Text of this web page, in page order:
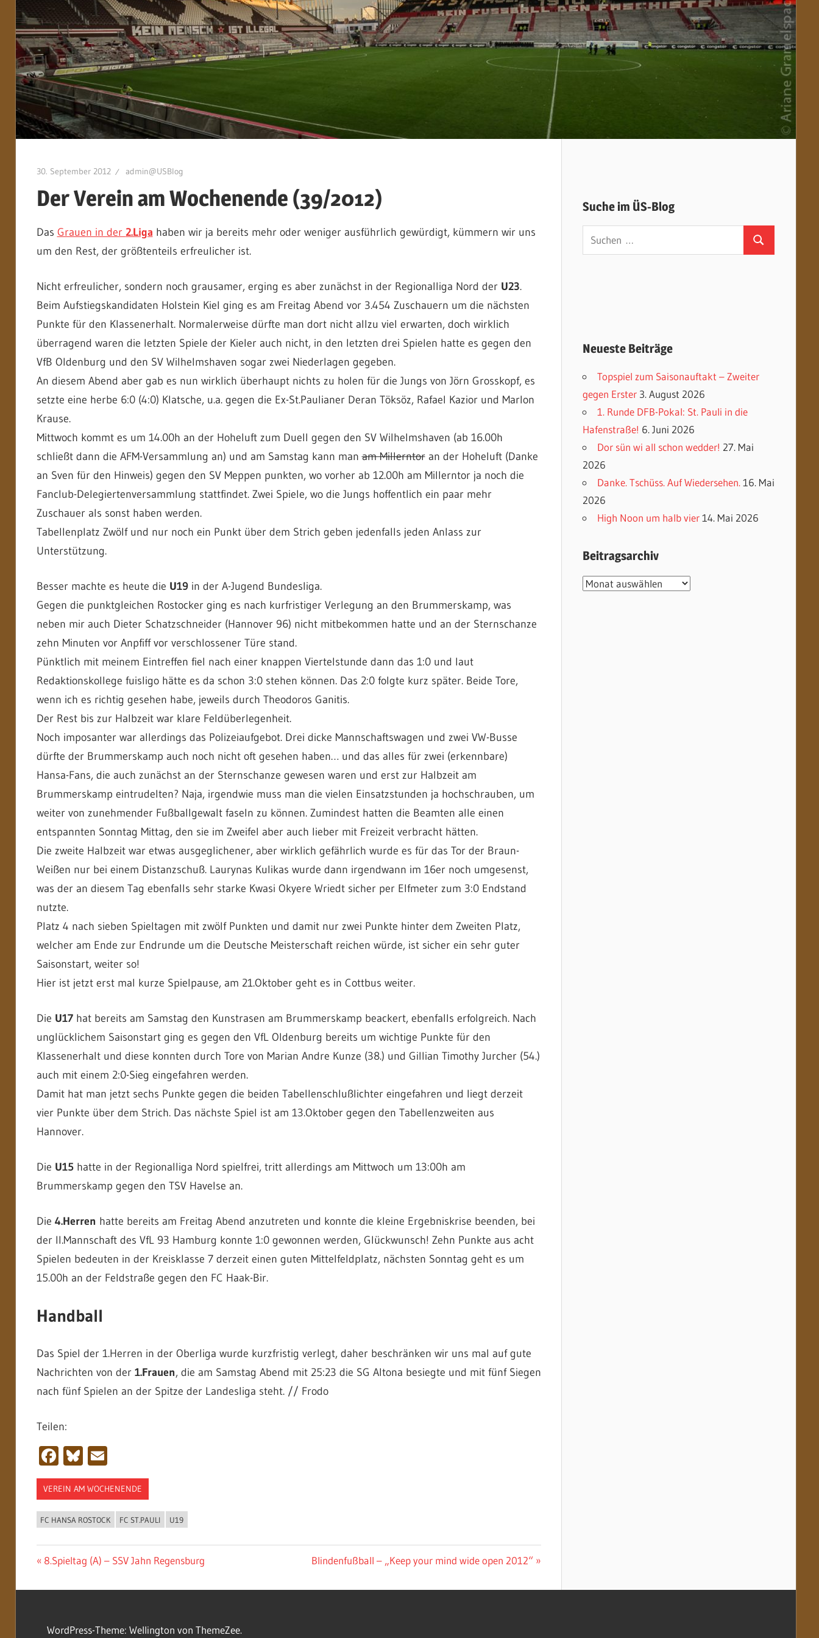
30. September 2012 admin@USBlog
Der Verein am Wochenende (39/2012)
Das Grauen in der 2.Liga haben wir ja bereits mehr oder weniger ausführlich gewürdigt, kümmern wir uns
um den Rest, der größtenteils erfreulicher ist.
Nicht erfreulicher, sondern noch grausamer, erging es aber zunächst in der Regionalliga Nord der U23.
Beim Aufstiegskandidaten Holstein Kiel ging es am Freitag Abend vor 3.454 Zuschauern um die nächsten
Punkte für den Klassenerhalt. Normalerweise dürfte man dort nicht allzu viel erwarten, doch wirklich
überragend waren die letzten Spiele der Kieler auch nicht, in den letzten drei Spielen hatte es gegen den
VfB Oldenburg und den SV Wilhelmshaven sogar zwei Niederlagen gegeben.
An diesem Abend aber gab es nun wirklich überhaupt nichts zu holen für die Jungs von Jörn Grosskopf, es
setzte eine herbe 6:0 (4:0) Klatsche, u.a. gegen die Ex-St.Paulianer Deran Töksöz, Rafael Kazior und Marlon
Krause.
Mittwoch kommt es um 14.00h an der Hoheluft zum Duell gegen den SV Wilhelmshaven (ab 16.00h
schließt dann die AFM-Versammlung an) und am Samstag kann manam Millerntoran der Hoheluft (Danke
an Sven für den Hinweis) gegen den SV Meppen punkten, wo vorher ab 12.00h am Millerntor ja noch die
Fanclub-Delegiertenversammlung stattfindet. Zwei Spiele, wo die Jungs hoffentlich ein paar mehr
Zuschauer als sonst haben werden.
Tabellenplatz Zwölf und nur noch ein Punkt über dem Strich geben jedenfalls jeden Anlass zur
Unterstützung.
Besser machte es heute die U19in der A-Jugend Bundesliga.
Gegen die punktgleichen Rostocker ging es nach kurfristiger Verlegung an den Brummerskamp, was
neben mir auch Dieter Schatzschneider (Hannover 96) nicht mitbekommen hatte und an der Sternschanze
zehn Minuten vor Anpfiff vor verschlossener Türe stand.
Pünktlich mit meinem Eintreffen fiel nach einer knappen Viertelstunde dann das 1:0 und laut
Redaktionskollege fuisligo hätte es da schon 3:0 stehen können. Das 2:0 folgte kurz später. Beide Tore,
wenn ich es richtig gesehen habe, jeweils durch Theodoros Ganitis.
Der Rest bis zur Halbzeit war klare Feldüberlegenheit.
Noch imposanter war allerdings das Polizeiaufgebot. Drei dicke Mannschaftswagen und zwei VW-Busse
dürfte der Brummerskamp auch noch nicht oft gesehen haben… und das alles für zwei (erkennbare)
Hansa-Fans, die auch zunächst an der Sternschanze gewesen waren und erst zur Halbzeit am
Brummerskamp eintrudelten? Naja, irgendwie muss man die vielen Einsatzstunden ja hochschrauben, um
weiter von zunehmender Fußballgewalt faseln zu können. Zumindest hatten die Beamten alle einen
entspannten Sonntag Mittag, den sie im Zweifel aber auch lieber mit Freizeit verbracht hätten.
Die zweite Halbzeit war etwas ausgeglichener, aber wirklich gefährlich wurde es für das Tor der Braun-
Weißen nur bei einem Distanzschuß. Laurynas Kulikas wurde dann irgendwann im 16er noch umgesenst,
was der an diesem Tag ebenfalls sehr starke Kwasi Okyere Wriedt sicher per Elfmeter zum 3:0 Endstand
nutzte.
Platz 4 nach sieben Spieltagen mit zwölf Punkten und damit nur zwei Punkte hinter dem Zweiten Platz,
welcher am Ende zur Endrunde um die Deutsche Meisterschaft reichen würde, ist sicher ein sehr guter
Saisonstart, weiter so!
Hier ist jetzt erst mal kurze Spielpause, am 21.Oktober geht es in Cottbus weiter.
Die U17hat bereits am Samstag den Kunstrasen am Brummerskamp beackert, ebenfalls erfolgreich. Nach
unglücklichem Saisonstart ging es gegen den VfL Oldenburg bereits um wichtige Punkte für den
Klassenerhalt und diese konnten durch Tore von Marian Andre Kunze (38.) und Gillian Timothy Jurcher (54.)
auch mit einem 2:0-Sieg eingefahren werden.
Damit hat man jetzt sechs Punkte gegen die beiden Tabellenschlußlichter eingefahren und liegt derzeit
vier Punkte über dem Strich. Das nächste Spiel ist am 13.Oktober gegen den Tabellenzweiten aus
Hannover.
Die U15hatte in der Regionalliga Nord spielfrei, tritt allerdings am Mittwoch um 13:00h am
Brummerskamp gegen den TSV Havelse an.
Die 4.Herren hatte bereits am Freitag Abend anzutreten und konnte die kleine Ergebniskrise beenden, bei
der II.Mannschaft des VfL 93 Hamburg konnte 1:0 gewonnen werden, Glückwunsch! Zehn Punkte aus acht
Spielen bedeuten in der Kreisklasse 7 derzeit einen guten Mittelfeldplatz, nächsten Sonntag geht es um
15.00h an der Feldstraße gegen den FC Haak-Bir.
Handball
Das Spiel der 1.Herren in der Oberliga wurde kurzfristig verlegt, daher beschränken wir uns mal auf gute
Nachrichten von der 1.Frauen, die am Samstag Abend mit 25:23 die SG Altona besiegte und mit fünf Siegen
nach fünf Spielen an der Spitze der Landesliga steht. // Frodo
Teilen:
Facebook
Bluesky
Email
VEREIN AM WOCHENENDE
FC HANSA ROSTOCK FC ST.PAULI U19
Beitragsnavigation
Vorheriger
8.Spieltag (A) – SSV Jahn Regensburg
Nächster
Blindenfußball – „Keep your mind wide open 2012“
Suche im ÜS-Blog
Suchen
nach:
Suchen
Neueste Beiträge
Topspiel zum Saisonauftakt – Zweiter
gegen Erster 3. August 2026
1. Runde DFB-Pokal: St. Pauli in die
Hafenstraße! 6. Juni 2026
Dor sün wi all schon wedder! 27. Mai
2026
Danke. Tschüss. Auf Wiedersehen. 16. Mai
2026
High Noon um halb vier 14. Mai 2026
Beitragsarchiv
Beitragsarchiv
WordPress-Theme: Wellington von ThemeZee.